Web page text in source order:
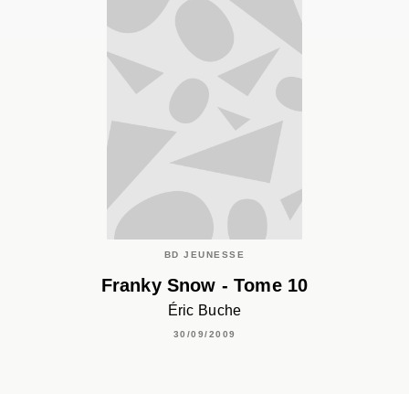
BD JEUNESSE
Franky Snow - Tome 10
Éric Buche
30/09/2009